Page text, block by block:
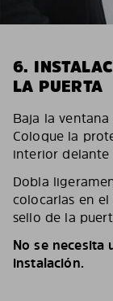
6.
LA PUERTA
Baja la
Coloque la
interior delante
Dobla
colocarlas en
sello de la
No se necesita
instalación.